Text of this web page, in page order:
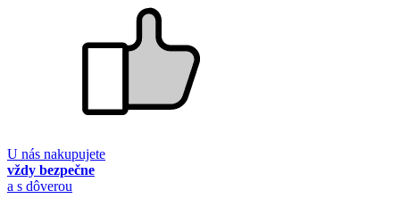
U nás nakupujete
vždy bezpečne
a s dôverou